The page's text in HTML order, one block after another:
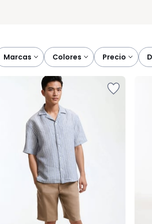
marcas colores precio